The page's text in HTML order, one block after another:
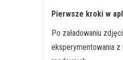
Pierwsze kroki w
Po załadowaniu
eksperymentowania